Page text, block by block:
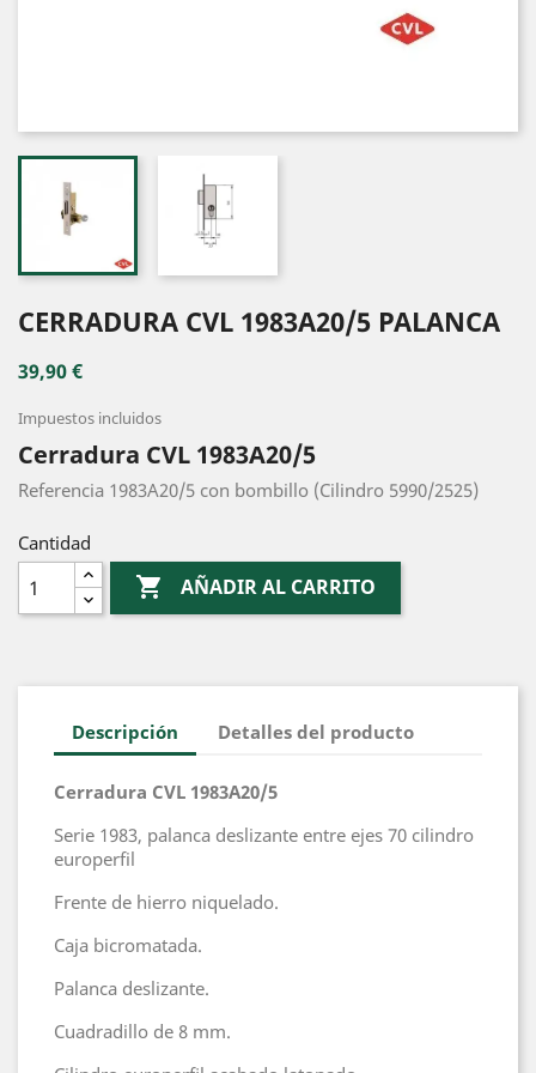
CERRADURA CVL 1983A20/5 PALANCA
39,90 €
Impuestos incluidos
Cerradura CVL 1983A20/5
Referencia 1983A20/5 con bombillo (Cilindro 5990/2525)
Cantidad
 AÑADIR AL CARRITO
Descripción Detalles del producto
Cerradura CVL 1983A20/5
Serie 1983, palanca deslizante entre ejes 70 cilindro
europerfil
Frente de hierro niquelado.
Caja bicromatada.
Palanca deslizante.
Cuadradillo de 8 mm.